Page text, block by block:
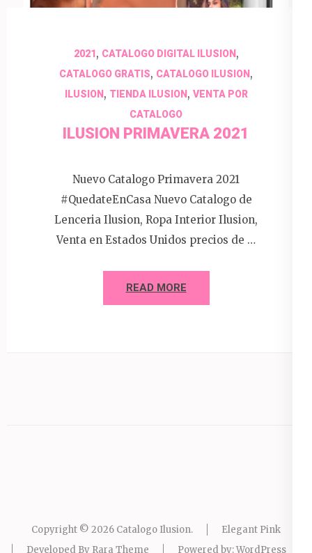
2021, CATALOGO DIGITAL ILUSION,
CATALOGO GRATIS, CATALOGO ILUSION ,
ILUSION, TIENDA ILUSION, VENTA POR
CATALOGO
ILUSION PRIMAVERA 2021
Nuevo Catalogo Primavera 2021
#QuedateEnCasa Nuevo Catalogo de
Lenceria Ilusion, Ropa Interior Ilusion,
Venta en Estados Unidos precios de …
READ MORE
Copyright © 2026 Catalogo Ilusion.
Elegant Pink
Developed By Rara Theme Powered by:WordPress